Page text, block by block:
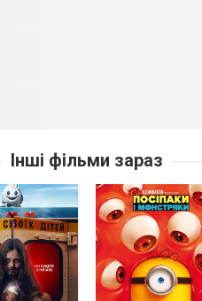
Інші фільми зараз